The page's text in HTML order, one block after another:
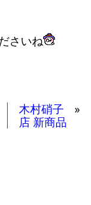
さいね
木村硝子
店 新商品
»